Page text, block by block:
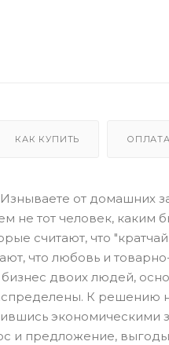
КАК КУПИТЬ ОПЛАТА
от домашних
не тот человек,
считают, что
что любовь и
двоих людей,
К решению
экономическими
и предложение,